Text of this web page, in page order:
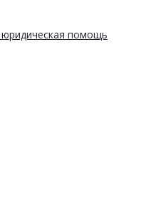
юридическая помощь